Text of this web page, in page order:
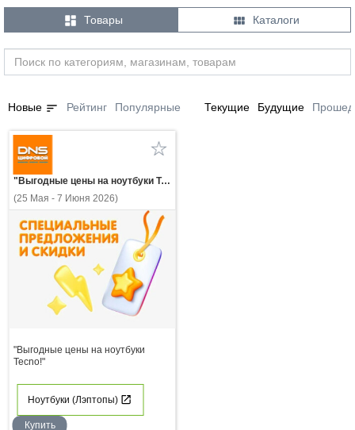
 Товары  Каталоги
Новые sort Рейтинг Популярные Текущие Будущие
"Выгодные цены на ноутбуки Tecno!"
(25 Мая - 7 Июня 2026)
"Выгодные цены на ноутбуки
Tecno!"
Ноутбуки (Лэптопы)
Купить